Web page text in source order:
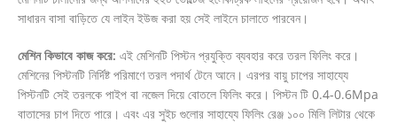
সাধারন বাসা বাড়িতে যে লাইন ইউজ করা হয় সেই লাইনে চালাতে পারবেন।
মেশিন কিভাবে কাজ করে: এই মেশিনটি পিস্টন প্রযুক্তি ব্যবহার করে তরল ফিলিং করে।
মেশিনের পিস্টনটি নির্দিষ্ট পরিমাণে তরল পদার্থ টেনে আনে। এরপর বায়ু চাপের সাহায্যে
পিস্টনটি সেই তরলকে পাইপ বা নজেল দিয়ে বোতলে ফিলিং করে। পিস্টন টি 0.4-0.6Mpa
বাতাসের চাপ দিতে পারে। এবং এর সুইচ গুলোর সাহায্যে ফিলিং রেঞ্জ ১০০ মিলি লিটার থেকে